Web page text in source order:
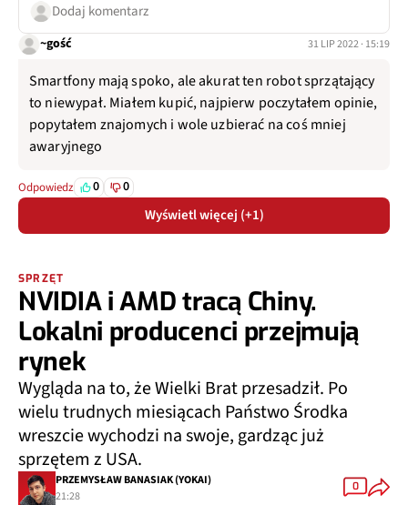
Dodaj komentarz
~gość 31 LIP 2022 · 15:19
Smartfony mają spoko, ale akurat ten robot sprzątający
to niewypał. Miałem kupić, najpierw poczytałem opinie,
popytałem znajomych i wole uzbierać na coś mniej
awaryjnego
Odpowiedz 0 0
Wyświetl więcej (+1)
SPRZĘT
NVIDIA i AMD tracą Chiny.
Lokalni producenci przejmują
rynek
Wygląda na to, że Wielki Brat przesadził. Po
wielu trudnych miesiącach Państwo Środka
wreszcie wychodzi na swoje, gardząc już
sprzętem z USA.
PRZEMYSŁAW BANASIAK (YOKAI)
21:28
0